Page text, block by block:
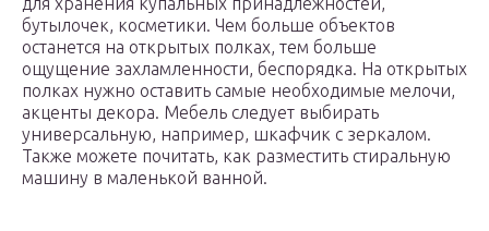
бутылочек, косметики. Чем больше объектов
останется на открытых полках, тем больше
ощущение захламленности, беспорядка. На открытых
полках нужно оставить самые необходимые мелочи,
акценты декора. Мебель следует выбирать
универсальную, например, шкафчик с зеркалом.
Также можете почитать, как разместить стиральную
машину в маленькой ванной.